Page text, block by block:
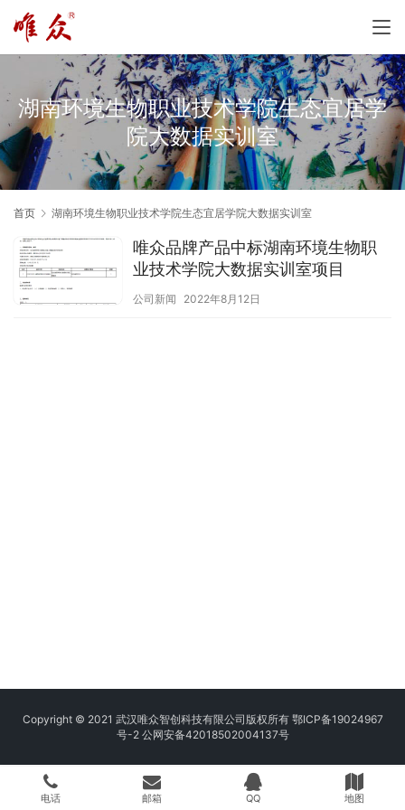
湖南环境生物职业技术学院生态宜居学
院大数据实训室
首页 湖南环境生物职业技术学院生态宜居学院大数据实训室
唯众品牌产品中标湖南环境生物职
业技术学院大数据实训室项目
公司新闻 2022年8月12日
Copyright © 2021 武汉唯众智创科技有限公司版权所有 鄂ICP备19024967
号-2 公网安备42018502004137号
电话 邮箱 QQ 地图